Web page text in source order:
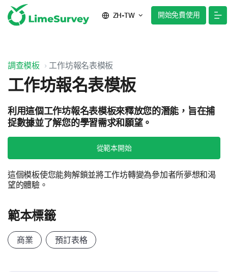
ZH-TW 開始免費使用
調查模板 工作坊報名表模板
工作坊報名表模板
利用這個工作坊報名表模板來釋放您的潛能，旨在捕
捉數據並了解您的學習需求和願望。
從範本開始
這個模板使您能夠解鎖並將工作坊轉變為參加者所夢想和渴
望的體驗。
範本標籤
商業 預訂表格